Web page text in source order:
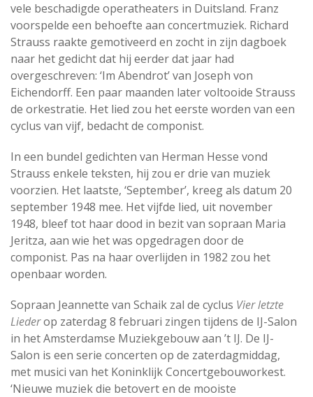
vele beschadigde operatheaters in Duitsland. Franz
voorspelde een behoefte aan concertmuziek. Richard
Strauss raakte gemotiveerd en zocht in zijn dagboek
naar het gedicht dat hij eerder dat jaar had
overgeschreven: ‘Im Abendrot’ van Joseph von
Eichendorff. Een paar maanden later voltooide Strauss
de orkestratie. Het lied zou het eerste worden van een
cyclus van vijf, bedacht de componist.
In een bundel gedichten van Herman Hesse vond
Strauss enkele teksten, hij zou er drie van muziek
voorzien. Het laatste, ‘September’, kreeg als datum 20
september 1948 mee. Het vijfde lied, uit november
1948, bleef tot haar dood in bezit van sopraan Maria
Jeritza, aan wie het was opgedragen door de
componist. Pas na haar overlijden in 1982 zou het
openbaar worden.
Sopraan Jeannette van Schaik zal de cyclus Vier letzte
Liederop zaterdag 8 februari zingen tijdens de IJ-Salon
in het Amsterdamse Muziekgebouw aan ’t IJ. De IJ-
Salon is een serie concerten op de zaterdagmiddag,
met musici van het Koninklijk Concertgebouworkest.
‘Nieuwe muziek die betovert en de mooiste